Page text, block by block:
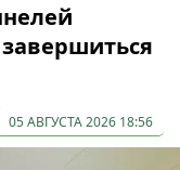
05 АВГУСТА 2026 18:56